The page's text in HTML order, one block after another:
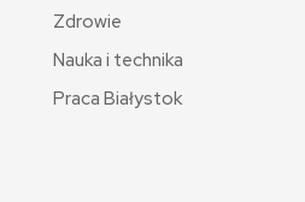
Zdrowie
Nauka i technika
Praca Białystok